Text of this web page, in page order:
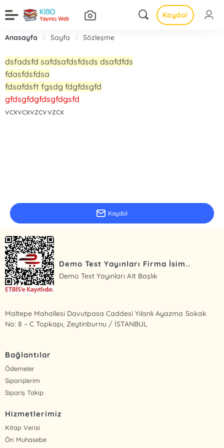
Kaydol
Anasayfa Sayfa Sözleşme
dsfadsfd safdsafdsfdsds dsafdfds
fdasfdsfdsa
fdsafdsft fgsdg fdgfdsgfd
gfdsgfdgfdsgfdgsfd
vcxvcxvzcvvzcx
Kaydol
Demo Test Yayınları Firma İsim..
Demo Test Yayınları Alt Başlık
Maltepe Mahallesi Davutpasa Caddesi Yılanlı Ayazma Sokak
No: 8 – C Topkapı, Zeytinburnu / İSTANBUL
Bağlantılar
Ödemeler
Siparişlerim
Sipariş Takip
Hizmetlerimiz
Kitap Verisi
Ön Muhasebe